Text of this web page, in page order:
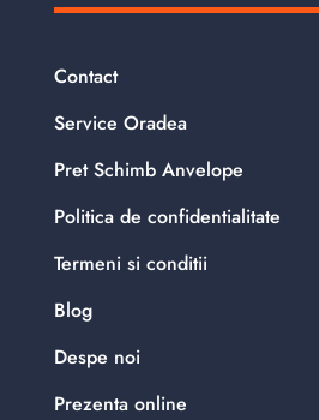
Contact
Service Oradea
Pret Schimb Anvelope
Politica de confidentialitate
Termeni si conditii
Blog
Despe noi
Prezenta online